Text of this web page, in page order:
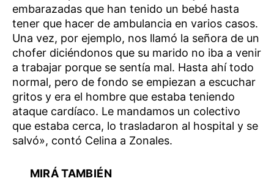
embarazadas que han tenido un bebé hasta
tener que hacer de ambulancia en varios casos.
Una vez, por ejemplo, nos llamó la señora de un
chofer diciéndonos que su marido no iba a venir
a trabajar porque se sentía mal. Hasta ahí todo
normal, pero de fondo se empiezan a escuchar
gritos y era el hombre que estaba teniendo
ataque cardíaco. Le mandamos un colectivo
que estaba cerca, lo trasladaron al hospital y se
salvó», contó Celina a Zonales.